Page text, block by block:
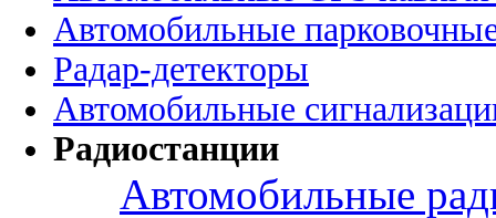
Автомобильные
Радар-детекторы
Автомобильные
Радиостанции
Автомобильные